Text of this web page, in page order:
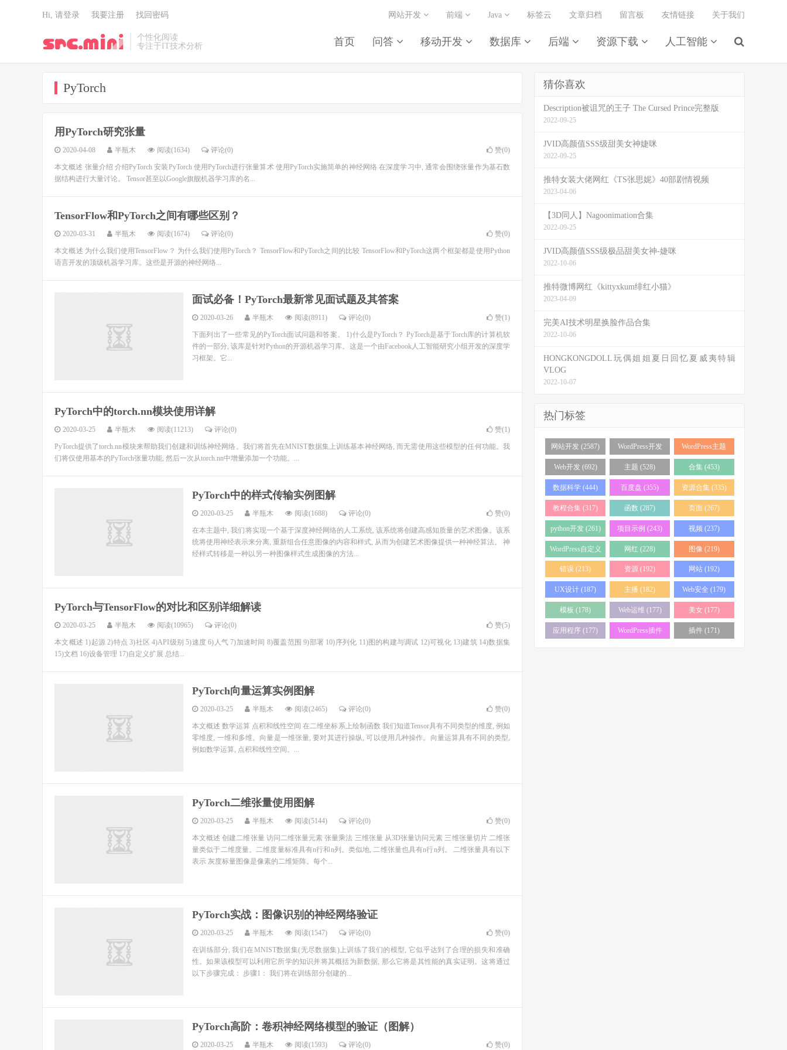
个性化阅读
专注于IT技术分析
首页 问答 移动开发 数据库 后端 资源下载 人工智能
网站开发 前端 Java 标签云 文章归档 留言板 友情链接 关于我们
Hi, 请登录 我要注册 找回密码
PyTorch
用PyTorch研究张量
2020-04-08 半瓶木 阅读(1634) 评论(0) 赞(0)
本文概述 张量介绍 介绍PyTorch 安装PyTorch 使用PyTorch进行张量算术 使用PyTorch实施简单的神经网络 在深度学习中, 通常会围绕张量作为基石数
据结构进行大量讨论。 Tensor甚至以Google旗舰机器学习库的名...
TensorFlow和PyTorch之间有哪些区别？
2020-03-31 半瓶木 阅读(1674) 评论(0) 赞(0)
本文概述 为什么我们使用TensorFlow？ 为什么我们使用PyTorch？ TensorFlow和PyTorch之间的比较 TensorFlow和PyTorch这两个框架都是使用Python
语言开发的顶级机器学习库。这些是开源的神经网络...
面试必备！PyTorch最新常见面试题及其答案
2020-03-26 半瓶木 阅读(8911) 评论(0) 赞(1)
下面列出了一些常见的PyTorch面试问题和答案。 1)什么是PyTorch？ PyTorch是基于Torch库的计算机软
件的一部分, 该库是针对Python的开源机器学习库。这是一个由Facebook人工智能研究小组开发的深度学
习框架。它...
PyTorch中的torch.nn模块使用详解
2020-03-25 半瓶木 阅读(11213) 评论(0) 赞(1)
PyTorch提供了torch.nn模块来帮助我们创建和训练神经网络。我们将首先在MNIST数据集上训练基本神经网络, 而无需使用这些模型的任何功能。我
们将仅使用基本的PyTorch张量功能, 然后一次从torch.nn中增量添加一个功能。...
PyTorch中的样式传输实例图解
2020-03-25 半瓶木 阅读(1688) 评论(0) 赞(0)
在本主题中, 我们将实现一个基于深度神经网络的人工系统, 该系统将创建高感知质量的艺术图像。该系
统将使用神经表示来分离, 重新组合任意图像的内容和样式, 从而为创建艺术图像提供一种神经算法。 神
经样式转移是一种以另一种图像样式生成图像的方法...
PyTorch与TensorFlow的对比和区别详细解读
2020-03-25 半瓶木 阅读(10965) 评论(0) 赞(5)
本文概述 1)起源 2)特点 3)社区 4)API级别 5)速度 6)人气 7)加速时间 8)覆盖范围 9)部署 10)序列化 11)图的构建与调试 12)可视化 13)建筑 14)数据集
15)文档 16)设备管理 17)自定义扩展 总结...
PyTorch向量运算实例图解
2020-03-25 半瓶木 阅读(2465) 评论(0) 赞(0)
本文概述 数学运算 点积和线性空间 在二维坐标系上绘制函数 我们知道Tensor具有不同类型的维度, 例如
零维度, 一维和多维。向量是一维张量, 要对其进行操纵, 可以使用几种操作。向量运算具有不同的类型,
例如数学运算, 点积和线性空间。...
PyTorch二维张量使用图解
2020-03-25 半瓶木 阅读(5144) 评论(0) 赞(0)
本文概述 创建二维张量 访问二维张量元素 张量乘法 三维张量 从3D张量访问元素 三维张量切片 二维张
量类似于二维度量。二维度量标准具有n行和n列。类似地, 二维张量也具有n行n列。 二维张量具有以下
表示 灰度标量图像是像素的二维矩阵。每个...
PyTorch实战：图像识别的神经网络验证
2020-03-25 半瓶木 阅读(1547) 评论(0) 赞(0)
在训练部分, 我们在MNIST数据集(无尽数据集)上训练了我们的模型, 它似乎达到了合理的损失和准确
性。如果该模型可以利用它所学的知识并将其概括为新数据, 那么它将是其性能的真实证明。这将通过
以下步骤完成： 步骤1： 我们将在训练部分创建的...
PyTorch高阶：卷积神经网络模型的验证（图解）
2020-03-25 半瓶木 阅读(1593) 评论(0) 赞(0)
猜你喜欢
Description被诅咒的王子 The Cursed Prince完整版
2022-09-25
JVID高颜值SSS级甜美女神婕咪
2022-09-25
推特女装大佬网红《TS张思妮》40部剧情视频
2023-04-06
【3D同人】Nagoonimation合集
2022-09-25
JVID高颜值SSS级极品甜美女神-婕咪
2022-10-06
推特微博网红《kittyxkum绯红小猫》
2023-04-09
完美AI技术明星换脸作品合集
2022-10-06
HONGKONGDOLL玩偶姐姐夏日回忆夏威夷特辑
VLOG
2022-10-07
热门标签
网站开发 (2587)
WordPress开发
(2055)
WordPress主题
(1517)
Web开发 (692)
主题 (528) 合集 (453)
数据科学 (444) 百度盘 (355) 资源合集 (335)
教程合集 (317) 函数 (287) 页面 (267)
python开发 (261) 项目示例 (243) 视频 (237)
WordPress自定义
页面 (233)
网红 (228) 图像 (219)
错误 (213) 资源 (192) 网站 (192)
UX设计 (187) 主播 (182) Web安全 (179)
模板 (178) Web运维 (177) 美女 (177)
应用程序 (177)
WordPress插件
插件 (171)